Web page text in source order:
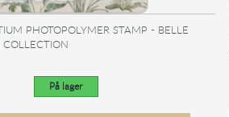
PHOTOPOLYMER STAMP - BELLE
På lager